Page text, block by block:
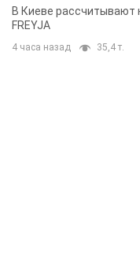
решения
В Киеве рассчитывают
FREYJA
4 часа назад 35,4 т.